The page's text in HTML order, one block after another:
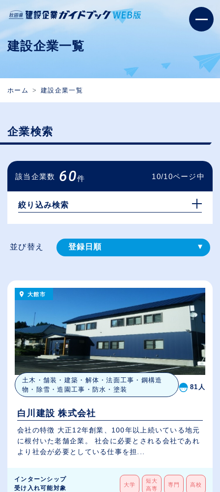
建設企業一覧
ホーム 建設企業一覧
企業検索
該当企業数 60件 10/10ページ中
絞り込み検索
並び替え 登録⽇順
（⾼卒の給与を基準）
休日数が多い順
大館市
土木・舗装・建築・解体・法面工事・鋼構造
物・除雪・造園工事・防水・塗装
81人
白川建設 株式会社
会社の特徴 大正12年創業、100年以上続いている地元
に根付いた老舗企業。 社会に必要とされる会社であれ
より社会が必要としている仕事を担...
インターンシップ
受け入れ可能対象
大学
短大
高専
専門 高校